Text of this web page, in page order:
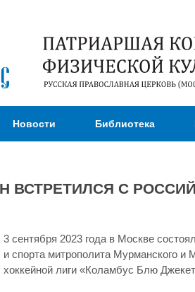
содержанию
Новости Библиотека
ВСТРЕТИЛСЯ С
3 сентября 2023 года в Москве
и спорта митрополита Мурманского и
хоккейной лиги «Коламбус Блю